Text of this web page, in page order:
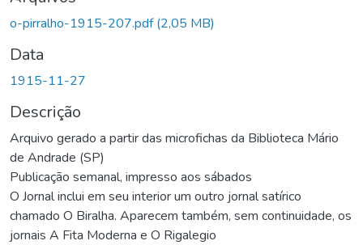
o-pirralho-1915-207.pdf(2,05 MB)
Data
1915-11-27
Descrição
Arquivo gerado a partir das microfichas da Biblioteca Mário
de Andrade (SP)
Publicação semanal, impresso aos sábados
O Jornal inclui em seu interior um outro jornal satírico
chamado O Biralha. Aparecem também, sem continuidade, os
jornais A Fita Moderna e O Rigalegio